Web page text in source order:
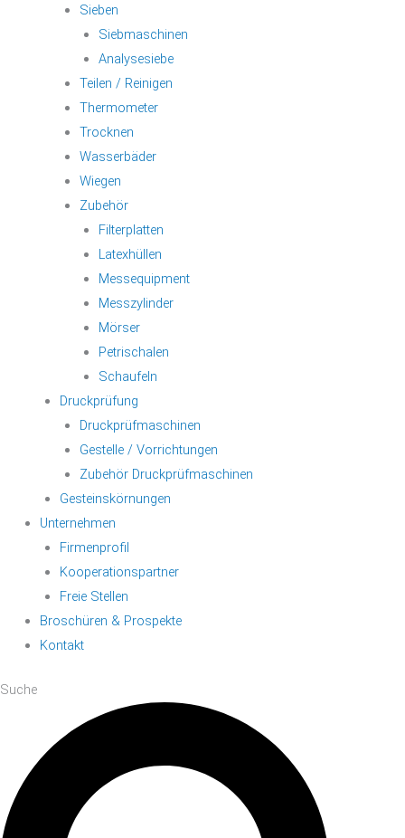
Sieben
Siebmaschinen
Analysesiebe
Teilen / Reinigen
Thermometer
Trocknen
Wasserbäder
Wiegen
Zubehör
Filterplatten
Latexhüllen
Messequipment
Messzylinder
Mörser
Petrischalen
Schaufeln
Druckprüfung
Druckprüfmaschinen
Gestelle / Vorrichtungen
Zubehör Druckprüfmaschinen
Gesteinskörnungen
Unternehmen
Firmenprofil
Kooperationspartner
Freie Stellen
Broschüren & Prospekte
Kontakt
Suche